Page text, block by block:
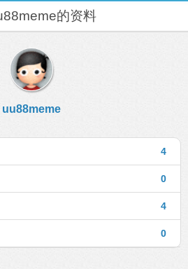
的资料
uu88meme
4
0
4
0